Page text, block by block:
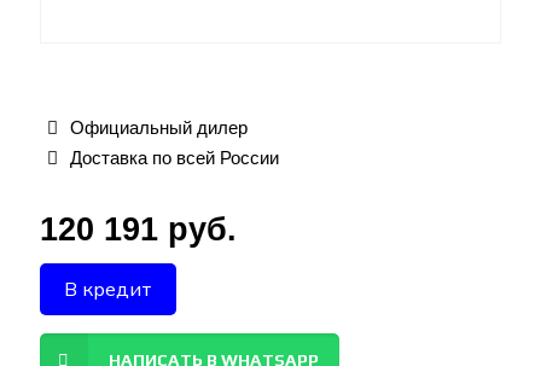
Официальный дилер
Доставка по всей России
120 191 руб.
В кредит
НАПИСАТЬ В WHATSAPP